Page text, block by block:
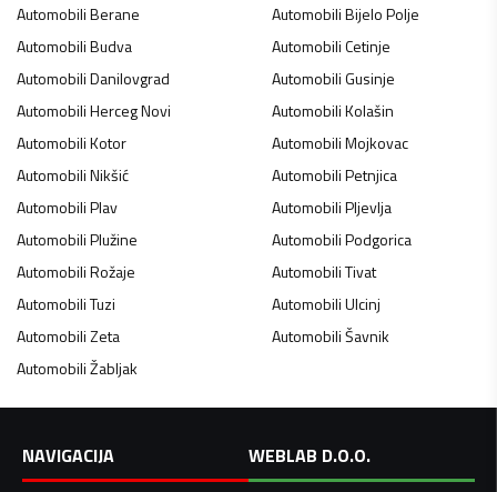
AutomobiliBerane AutomobiliBijelo Polje
AutomobiliBudva AutomobiliCetinje
AutomobiliDanilovgrad AutomobiliGusinje
AutomobiliHerceg Novi AutomobiliKolašin
AutomobiliKotor AutomobiliMojkovac
AutomobiliNikšić AutomobiliPetnjica
AutomobiliPlav AutomobiliPljevlja
AutomobiliPlužine AutomobiliPodgorica
AutomobiliRožaje AutomobiliTivat
AutomobiliTuzi AutomobiliUlcinj
AutomobiliZeta AutomobiliŠavnik
AutomobiliŽabljak
NAVIGACIJA
WEBLAB D.O.O.